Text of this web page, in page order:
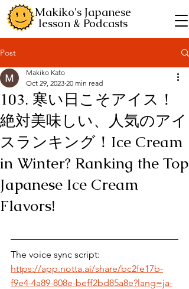
Makiko's Japanese
lesson & Podcasts
Post
103. 寒い日こそアイス！
絶対美味しい、人気のアイ
スランキング！Ice Cream
in Winter? Ranking the Top
Japanese Ice Cream
Flavors!
Makiko Kato
Oct 29, 2023 20 min read
The voice sync script:
https://app.notta.ai/share/bc2fe17b-
f9e4-4a89-808e-beff2bd85a8e?lang=ja-